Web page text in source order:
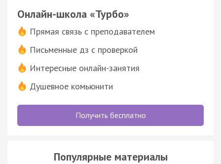
Онлайн-школа «Турбо»
Прямая связь с преподавателем
Письменные дз с проверкой
Интересные онлайн-занятия
Душевное комьюнити
Получить бесплатно
Популярные материалы